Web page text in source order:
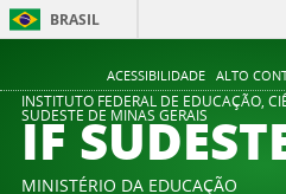
ACESSIBILIDADE ALTO
BRASIL
INSTITUTO FEDERAL DE EDUCAÇÃO,
SUDESTE DE MINAS GERAIS
IF
MINISTÉRIO DA EDUCAÇÃO